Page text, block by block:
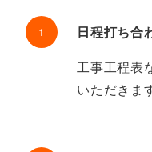
日程打ち合
工事工程表
いただきま